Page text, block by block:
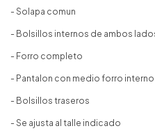
- Solapa comun
- Bolsillos internos de ambos
- Forro completo
- Pantalon con medio forro interno
- Bolsillos traseros
- Se ajusta al talle indicado